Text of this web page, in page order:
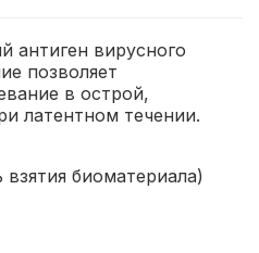
антиген вирусного
позволяет
в острой,
латентном течении.
биоматериала)